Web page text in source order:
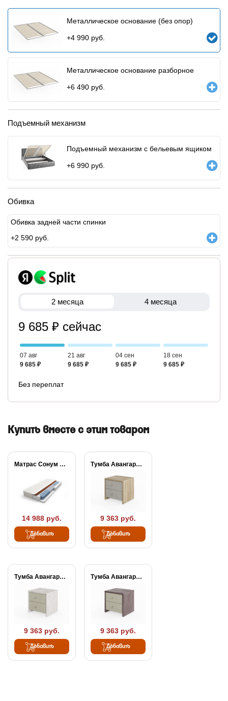
Металлическое основание (без опор)
+4 990 руб.
Металлическое основание разборное
+6 490 руб.
Подъемный механизм
Подъемный механизм с бельевым ящиком
+6 990 руб.
Обивка
Обивка задней части спинки
+2 590 руб.
2 месяца 4 месяца
9 685 ₽ сейчас
07 авг
9 685 ₽
21 авг
9 685 ₽
04 сен
9 685 ₽
18 сен
9 685 ₽
Без переплат
Купить вместе с этим товаром
Матрас Сонум Balance...
14 988 руб.
Добавить
Тумба Авангард люкс...
9 363 руб.
Добавить
Тумба Авангард люкс...
9 363 руб.
Добавить
Тумба Авангард люкс...
9 363 руб.
Добавить